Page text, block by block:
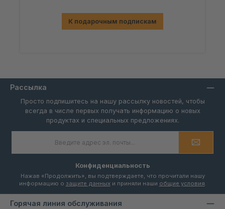
К подарочным подпискам
Рассылка
Просто подпишитесь на нашу рассылку новостей, чтобы
всегда в числе первых получать информацию о новых
продуктах и специальных предложениях.
Конфиденциальность
Нажав «Продолжить», вы подтверждаете, что прочитали нашу
информацию о защите данныхи приняли наши общие условия
Горячая линия обслуживания